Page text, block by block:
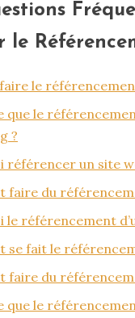
le
le
que le
?
référencer un site
faire du
le référencement
se fait le
faire du
que le